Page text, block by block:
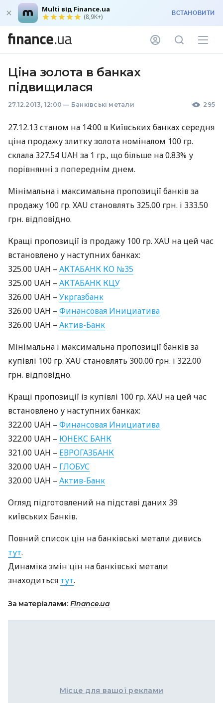
Multi від Finance.ua
(8,9K+) ВСТАНОВИТИ
Ціна золота в банках
підвищилася
27.12.2013, 12:00 — Банківські метали 295
27.12.13 станом на 14:00 в Київських банках середня
ціна продажу злитку золота номіналом 100 гр.
склала 327.54 UAH за 1 гр., що більше на 0.83% у
порівнянні з попереднім днем.
Мінімальна і максимальна пропозиції банків за
продажу 100 гр. XAU становлять 325.00 грн. і 333.50
грн. відповідно.
Кращі пропозиції із продажу 100 гр. XAU на цей час
встановлено у наступних банках:
325.00 UAH – АКТАБАНК КО №35
325.00 UAH – АКТАБАНК КЦУ
326.00 UAH – Укргазбанк
326.00 UAH – Финансовая Инициатива
326.00 UAH – Актив-Банк
Мінімальна і максимальна пропозиції банків за
купівлі 100 гр. XAU становлять 300.00 грн. і 322.00
грн. відповідно.
Кращі пропозиції із купівлі 100 гр. XAU на цей час
встановлено у наступних банках:
322.00 UAH – Финансовая Инициатива
322.00 UAH – ЮНЕКС БАНК
321.00 UAH – ЕВРОГАЗБАНК
320.00 UAH – ГЛОБУС
320.00 UAH – Актив-Банк
Огляд підготовлений на підставі даних 39
київських Банків.
Повний список цін на банківські метали дивись
тут.
Динаміка змін цін на банківські метали
знаходиться тут.
За матеріалами: Finance.ua
Місце для вашої реклами